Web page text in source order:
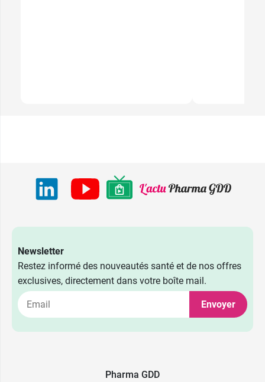
Newsletter
Restez informé des nouveautés santé et de nos offres
exclusives, directement dans votre boîte mail.
Envoyer
Pharma GDD